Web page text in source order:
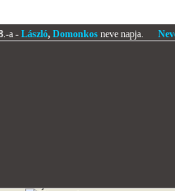
.-a - László, Domonkosneve napja.